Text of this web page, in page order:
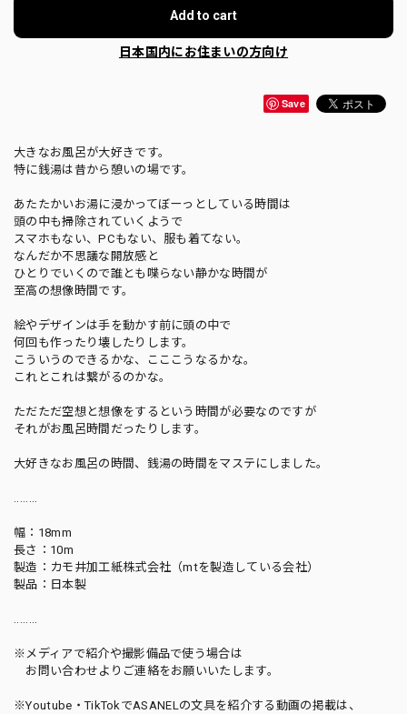
Add to cart
日本国内にお住まいの方向け
Save
大きなお風呂が大好きです。
特に銭湯は昔から憩いの場です。
あたたかいお湯に浸かってぼーっとしている時間は
頭の中も掃除されていくようで
スマホもない、PCもない、服も着てない。
なんだか不思議な開放感と
ひとりでいくので誰とも喋らない静かな時間が
至高の想像時間です。
絵やデザインは手を動かす前に頭の中で
何回も作ったり壊したりします。
こういうのできるかな、こここうなるかな。
これとこれは繋がるのかな。
ただただ空想と想像をするという時間が必要なのですが
それがお風呂時間だったりします。
大好きなお風呂の時間、銭湯の時間をマステにしました。
幅：18mm
長さ：10m
製造：カモ井加工紙株式会社（mtを製造している会社）
製品：日本製
※メディアで紹介や撮影備品で使う場合は
お問い合わせよりご連絡をお願いいたします。
※Youtube・TikTokでASANELの文具を紹介する動画の掲載は、